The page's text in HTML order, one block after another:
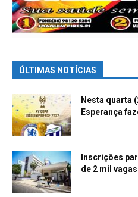
ÚLTIMAS NOTÍCIAS
Nesta quarta
Esperança
Inscrições
de 2 mil